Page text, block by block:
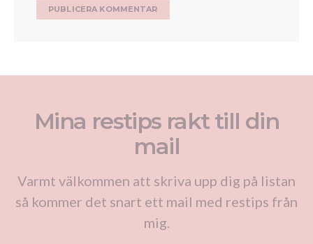
Mina restips rakt till din
mail
Varmt välkommen att skriva upp dig på listan
så kommer det snart ett mail med restips från
mig.